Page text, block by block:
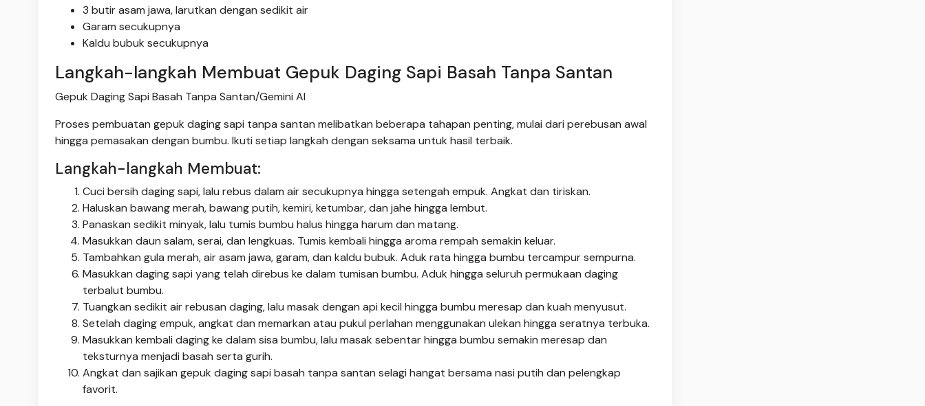
3 butir asam jawa, larutkan dengan sedikit air
Garam secukupnya
Kaldu bubuk secukupnya
Langkah-langkah Membuat Gepuk Daging Sapi Basah Tanpa Santan
Gepuk Daging Sapi Basah Tanpa Santan/Gemini AI
Proses pembuatan gepuk daging sapi tanpa santan melibatkan beberapa tahapan penting, mulai dari perebusan awal
hingga pemasakan dengan bumbu. Ikuti setiap langkah dengan seksama untuk hasil terbaik.
Langkah-langkah Membuat:
Cuci bersih daging sapi, lalu rebus dalam air secukupnya hingga setengah empuk. Angkat dan tiriskan.
Haluskan bawang merah, bawang putih, kemiri, ketumbar, dan jahe hingga lembut.
Panaskan sedikit minyak, lalu tumis bumbu halus hingga harum dan matang.
Masukkan daun salam, serai, dan lengkuas. Tumis kembali hingga aroma rempah semakin keluar.
Tambahkan gula merah, air asam jawa, garam, dan kaldu bubuk. Aduk rata hingga bumbu tercampur sempurna.
Masukkan daging sapi yang telah direbus ke dalam tumisan bumbu. Aduk hingga seluruh permukaan daging
terbalut bumbu.
Tuangkan sedikit air rebusan daging, lalu masak dengan api kecil hingga bumbu meresap dan kuah menyusut.
Setelah daging empuk, angkat dan memarkan atau pukul perlahan menggunakan ulekan hingga seratnya terbuka.
Masukkan kembali daging ke dalam sisa bumbu, lalu masak sebentar hingga bumbu semakin meresap dan
teksturnya menjadi basah serta gurih.
Angkat dan sajikan gepuk daging sapi basah tanpa santan selagi hangat bersama nasi putih dan pelengkap
favorit.